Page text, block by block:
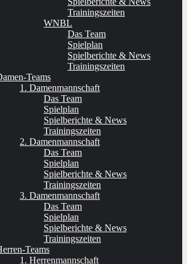
Trainingszeiten
WNBL
Das Team
Spielplan
Spielberichte & News
Trainingszeiten
Teams
1. Damenmannschaft
Das Team
Spielplan
Spielberichte & News
Trainingszeiten
2. Damenmannschaft
Das Team
Spielplan
Spielberichte & News
Trainingszeiten
3. Damenmannschaft
Das Team
Spielplan
Spielberichte & News
Trainingszeiten
Teams
1. Herrenmannschaft